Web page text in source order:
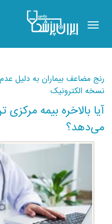
Toggle
navigation
رنج مضاعف بیماران به دلیل
نسخه الکترونیک
آیا بالاخره بیمه
می‌دهد؟